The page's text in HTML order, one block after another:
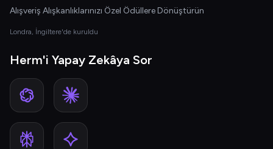
Alışveriş Alışkanlıklarınızı Özel Ödüllere Dönüştürün
Londra, İngiltere'de kuruldu
Herm'i Yapay Zekâya Sor